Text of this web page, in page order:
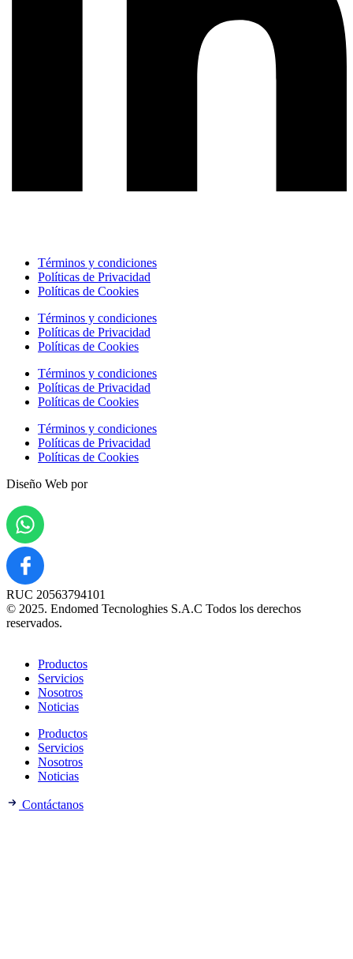
Términos y condiciones
Políticas de Privacidad
Políticas de Cookies
Términos y condiciones
Políticas de Privacidad
Políticas de Cookies
Términos y condiciones
Políticas de Privacidad
Políticas de Cookies
Términos y condiciones
Políticas de Privacidad
Políticas de Cookies
Diseño Web por
RUC 20563794101
© 2025. Endomed Tecnologhies S.A.C Todos los derechos
reservados.
Productos
Servicios
Nosotros
Noticias
Productos
Servicios
Nosotros
Noticias
Contáctanos